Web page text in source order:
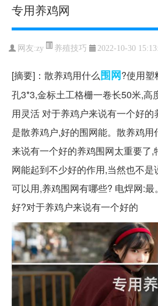
专用养鸡网
网友:zy 养殖技巧 2022-10-30
[摘要]：散养鸡用什么围网?使用塑
孔3*3,金标土工格栅一卷长50米,高
用灵活 对于养鸡户来说有一个好
是散养鸡户,好的围网能。散养鸡
来说有一个好的养鸡围网太重要了
网能起到不少好的作用,当然也不
可以用,养鸡围网有哪些? 电焊网:
好?对于养鸡户来说有一个好的